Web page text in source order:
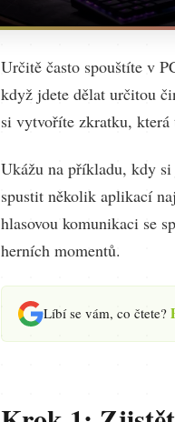
Určitě často spouštíte v
když jdete dělat určitou
si vytvoříte zkratku, která
Ukážu na příkladu, kdy
spustit několik aplikací
hlasovou komunikaci se
herních momentů.
Líbí se vám, co čtete?